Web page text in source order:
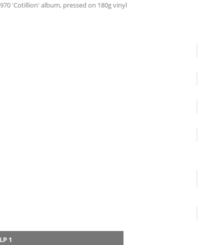
'Cotillion' album, pressed on 180g vinyl
LP 1